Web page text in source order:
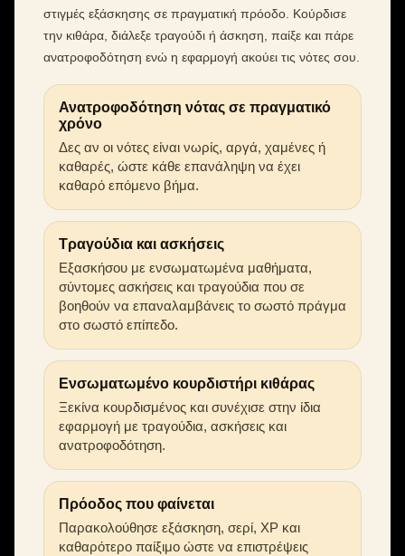
στιγμές εξάσκησης σε πραγματική πρόοδο. Κούρδισε
την κιθάρα, διάλεξε τραγούδι ή άσκηση, παίξε και πάρε
ανατροφοδότηση ενώ η εφαρμογή ακούει τις νότες σου.
Ανατροφοδότηση νότας σε πραγματικό
χρόνο
Δες αν οι νότες είναι νωρίς, αργά, χαμένες ή
καθαρές, ώστε κάθε επανάληψη να έχει
καθαρό επόμενο βήμα.
Τραγούδια και ασκήσεις
Εξασκήσου με ενσωματωμένα μαθήματα,
σύντομες ασκήσεις και τραγούδια που σε
βοηθούν να επαναλαμβάνεις το σωστό πράγμα
στο σωστό επίπεδο.
Ενσωματωμένο κουρδιστήρι κιθάρας
Ξεκίνα κουρδισμένος και συνέχισε στην ίδια
εφαρμογή με τραγούδια, ασκήσεις και
ανατροφοδότηση.
Πρόοδος που φαίνεται
Παρακολούθησε εξάσκηση, σερί, XP και
καθαρότερο παίξιμο ώστε να επιστρέψεις